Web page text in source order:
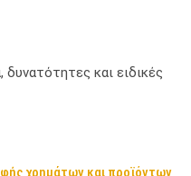
και ειδικές
χρημάτων και προϊόντων